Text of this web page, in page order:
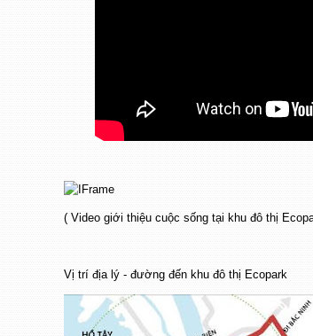
( Video giới thiệu cuộc sống tại khu đô thị
Vị trí địa lý - đường đến khu đô thị Ecopark